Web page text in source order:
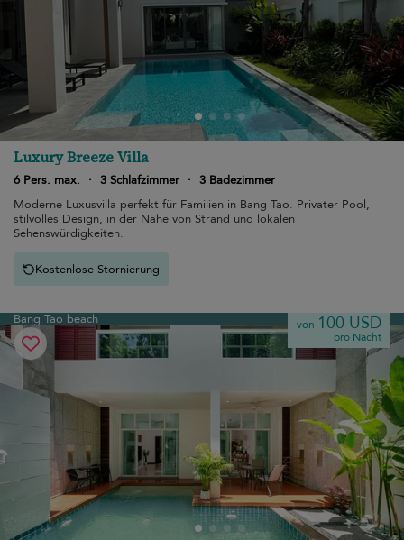
Luxury Breeze Villa
6 Pers. max. · 3 Schlafzimmer · 3 Badezimmer
Moderne Luxusvilla perfekt für Familien in Bang Tao. Privater Pool,
stilvolles Design, in der Nähe von Strand und lokalen
Sehenswürdigkeiten.
Kostenlose Stornierung
Bang Tao beach von 100 USD
pro Nacht